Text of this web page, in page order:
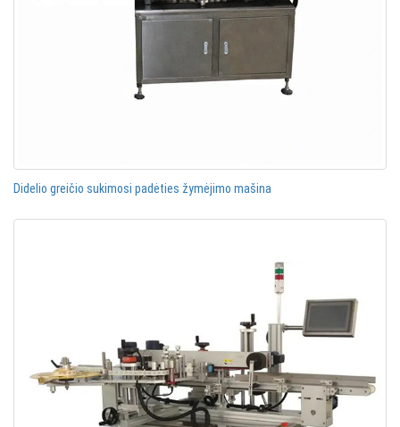
Didelio greičio sukimosi padėties žymėjimo mašina